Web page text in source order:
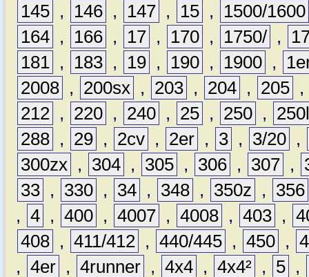
145 , 146 , 147 , 15 ,
1500/1600
164 , 166 , 17 , 170 , 1750/ ,
181 , 183 , 19 , 190 , 1900 ,
2008 , 200sx , 203 , 204 , 205 ,
212 , 220 , 240 , 25 , 250 ,
288 , 29 , 2cv , 2er , 3 , 3/20 ,
300zx , 304 , 305 , 306 , 307 ,
33 , 330 , 34 , 348 , 350z ,
356
, 4 , 400 , 4007 , 4008 , 403 ,
408 , 411/412 , 440/445 , 450 ,
, 4er , 4runner , 4x4 , 4x4² , 5 ,